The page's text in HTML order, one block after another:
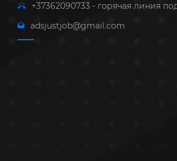
+37362090733 - горячая линия
adsjustjob@gmail.com